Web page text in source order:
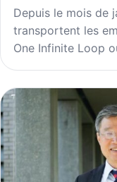
Depuis le mois de
transportent les
One Infinite Loop